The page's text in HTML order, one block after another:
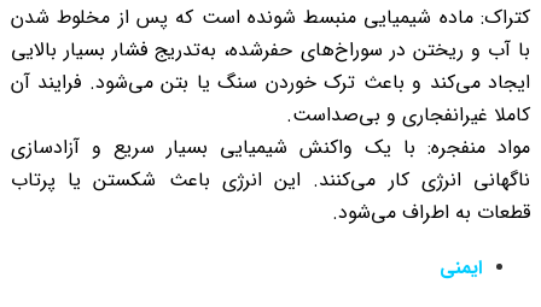
کتراک: ماده شیمیایی منبسط‌ شونده است که پس از مخلوط شدن
با آب و ریختن در سوراخ‌های حفرشده، به‌تدریج فشار بسیار بالایی
ایجاد می‌کند و باعث ترک خوردن سنگ یا بتن می‌شود. فرایند آن
کاملا غیرانفجاری و بی‌صداست.
مواد منفجره: با یک واکنش شیمیایی بسیار سریع و آزادسازی
ناگهانی انرژی کار می‌کنند. این انرژی باعث شکستن یا پرتاب
قطعات به اطراف می‌شود.
ایمنی